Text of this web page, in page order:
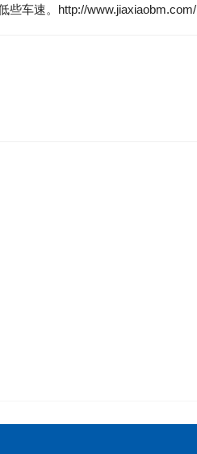
些车速。http://www.jiaxiaobm.com/